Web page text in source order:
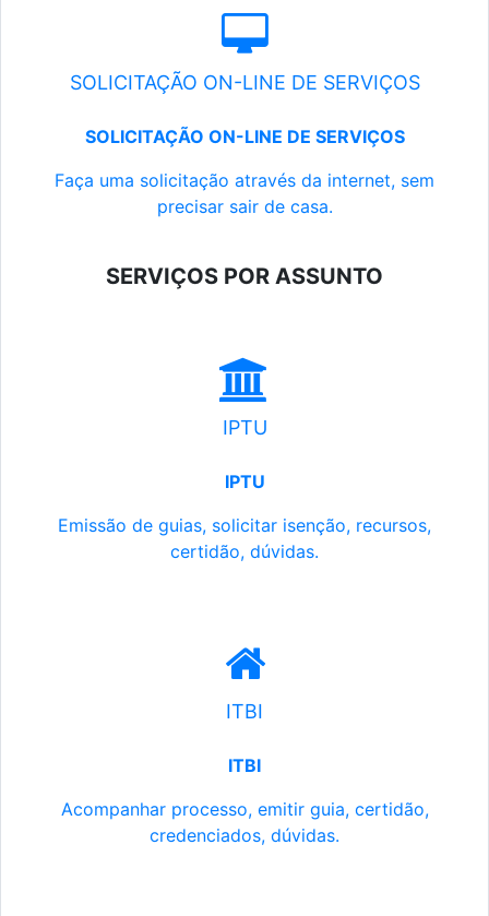
SOLICITAÇÃO ON-LINE DE SERVIÇOS
SOLICITAÇÃO ON-LINE DE SERVIÇOS
Faça uma solicitação através da internet, sem
precisar sair de casa.
SERVIÇOS POR ASSUNTO
IPTU
IPTU
Emissão de guias, solicitar isenção, recursos,
certidão, dúvidas.
ITBI
ITBI
Acompanhar processo, emitir guia, certidão,
credenciados, dúvidas.